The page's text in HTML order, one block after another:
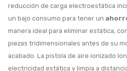
reducción de carga electroestática
un bajo consumo para tener un
manera ideal para eliminar estática,
piezas tridimensionales antes de su
acabado. La pistola de aire ionizado
electricidad estática y limpia a